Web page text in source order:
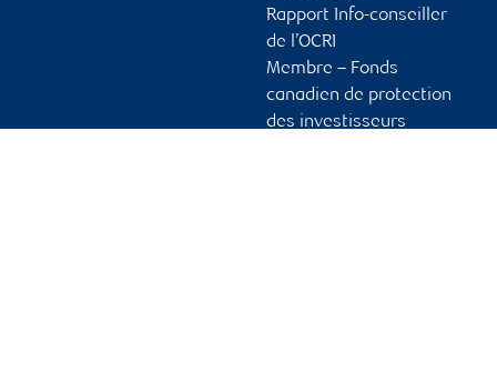
Rapport Info-conseiller
de l’OCRI
Membre – Fonds
canadien de protection
des investisseurs